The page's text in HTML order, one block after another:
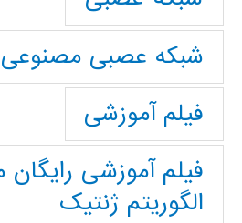
شبکه عصبی مصنوعی
فیلم آموزشی
فیلم آموزشی رایگان
الگوریتم ژنتیک